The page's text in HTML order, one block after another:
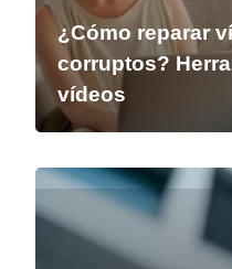
¿Cómo reparar
corruptos?
vídeos